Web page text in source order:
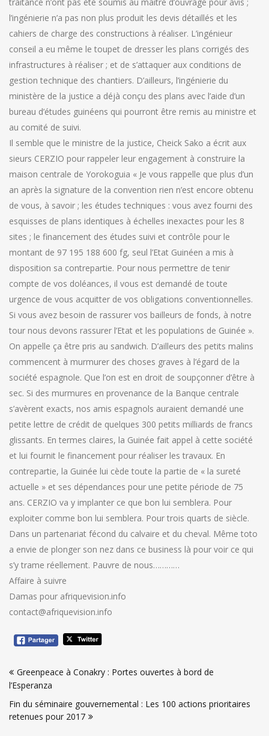
l’ingénierie n’a pas non plus produit les devis détaillés et les
cahiers de charge des constructions à réaliser. L’ingénieur
conseil a eu même le toupet de dresser les plans corrigés des
infrastructures à réaliser ; et de s’attaquer aux conditions de
gestion technique des chantiers. D’ailleurs, l’ingénierie du
ministère de la justice a déjà conçu des plans avec l’aide d’un
bureau d’études guinéens qui pourront être remis au ministre et
au comité de suivi.
Il semble que le ministre de la justice, Cheick Sako a écrit aux
sieurs CERZIO pour rappeler leur engagement à construire la
maison centrale de Yorokoguia « Je vous rappelle que plus d’un
an après la signature de la convention rien n’est encore obtenu
de vous, à savoir ; les études techniques : vous avez fourni des
esquisses de plans identiques à échelles inexactes pour les 8
sites ; le financement des études suivi et contrôle pour le
montant de 97 195 188 600 fg, seul l’Etat Guinéen a mis à
disposition sa contrepartie. Pour nous permettre de tenir
compte de vos doléances, il vous est demandé de toute
urgence de vous acquitter de vos obligations conventionnelles.
Si vous avez besoin de rassurer vos bailleurs de fonds, à notre
tour nous devons rassurer l’Etat et les populations de Guinée ».
On appelle ça être pris au sandwich. D’ailleurs des petits malins
commencent à murmurer des choses graves à l’égard de la
société espagnole. Que l’on est en droit de soupçonner d’être à
sec. Si des murmures en provenance de la Banque centrale
s’avèrent exacts, nos amis espagnols auraient demandé une
petite lettre de crédit de quelques 300 petits milliards de francs
glissants. En termes claires, la Guinée fait appel à cette société
et lui fournit le financement pour réaliser les travaux. En
contrepartie, la Guinée lui cède toute la partie de « la sureté
actuelle » et ses dépendances pour une petite période de 75
ans. CERZIO va y implanter ce que bon lui semblera. Pour
exploiter comme bon lui semblera. Pour trois quarts de siècle.
Dans un partenariat fécond du calvaire et du cheval. Même toto
a envie de plonger son nez dans ce business là pour voir ce qui
s’y trame réellement. Pauvre de nous…………
Affaire à suivre
Damas pour afriquevision.info
contact@afriquevision.info
de
l’article
Greenpeace à Conakry : Portes ouvertes à bord de
l’Esperanza
Fin du séminaire gouvernemental : Les 100 actions prioritaires
retenues pour 2017